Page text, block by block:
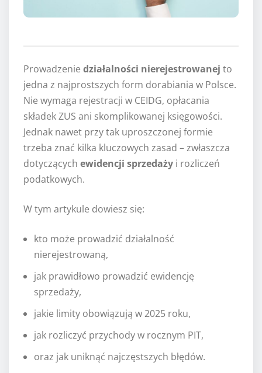
Prowadzenie działalności nierejestrowanej to
jedna z najprostszych form dorabiania w Polsce.
Nie wymaga rejestracji w CEIDG, opłacania
składek ZUS ani skomplikowanej księgowości.
Jednak nawet przy tak uproszczonej formie
trzeba znać kilka kluczowych zasad – zwłaszcza
dotyczących ewidencji sprzedaży i rozliczeń
podatkowych.
W tym artykule dowiesz się:
kto może prowadzić działalność
nierejestrowaną,
jak prawidłowo prowadzić ewidencję
sprzedaży,
jakie limity obowiązują w 2025 roku,
jak rozliczyć przychody w rocznym PIT,
oraz jak uniknąć najczęstszych błędów.